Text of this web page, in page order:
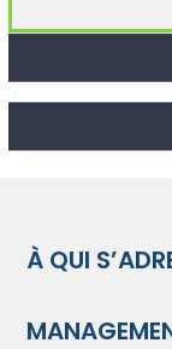
À QUI